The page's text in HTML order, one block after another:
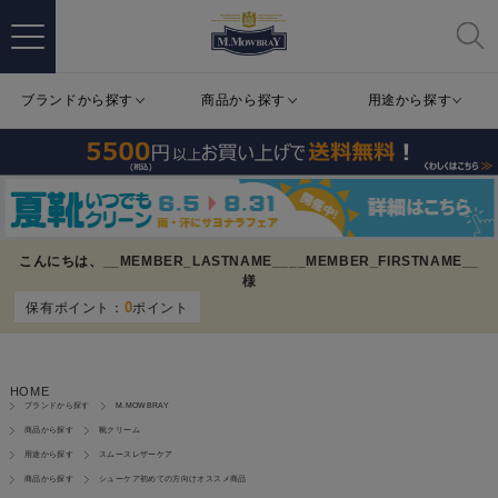
ブランドから探す 商品から探す 用途から探す
こんにちは、 __MEMBER_LASTNAME__
__MEMBER_FIRSTNAME__
様
保有ポイント： 0ポイント
HOME
ブランドから探す M.MOWBRAY
商品から探す 靴クリーム
用途から探す スムースレザーケア
商品から探す シューケア初めての方向けオススメ商品